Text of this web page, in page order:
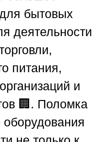
бытовых
деятельности
питания,
и
🏢. Поломка
оборудования